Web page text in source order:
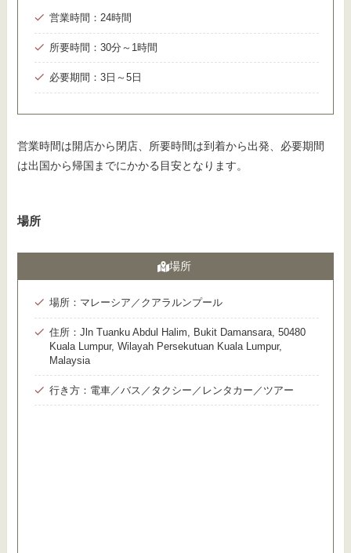
営業時間：24時間
所要時間：30分～1時間
必要期間：3日～5日
営業時間は開店から閉店、所要時間は到着から出発、必要期間
は出国から帰国までにかかる目安となります。
場所
場所
場所：マレーシア／クアラルンプール
住所：Jln Tuanku Abdul Halim, Bukit Damansara, 50480
Kuala Lumpur, Wilayah Persekutuan Kuala Lumpur,
Malaysia
行き方：電車／バス／タクシー／レンタカー／ツアー